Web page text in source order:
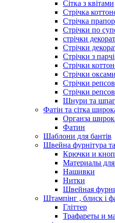
Сітка з квітами
Стрічка
Стрічка прапор
Стрічки по
стрічки
Стрічки
Стрічки з парчі
Стрічки
Стрічки
Стрічки
Стрічки
Шнури та
Фатін та сітка
Органза
Фатин
Шаблони для бантів
Швейна фурнітура
Крючки и
Материалы
Нашивки
Нитки
Швейная
Штампінг , блиск і
Гліттер
Трафареты и